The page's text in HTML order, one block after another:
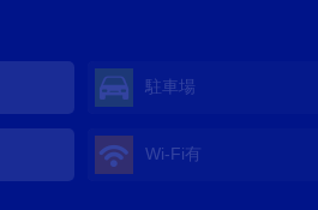
駐車場
Wi-Fi有